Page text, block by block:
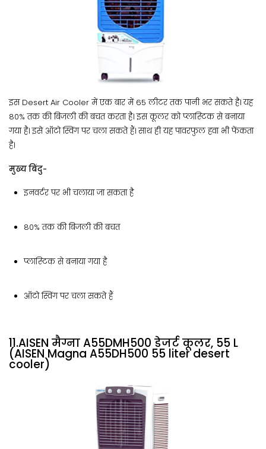
इस Desert Air Cooler में एक बार में 65 लीटर तक पानी भर सकते है। यह
80% तक की बिजली की बचत करता है। इस कूलर को प्‍लास्‍टिक से बनाया
गया है। इसे ऑटो स्विंग पर चला सकते हैं। साथ ही यह पावरफुल हवा भी फेंकता
है।
मुख्य बिंदु-
इनवर्टर पर भी चलाया जा सकता है
80% तक की बिजली की बचत
प्‍लास्‍टिक से बनाया गया है
ऑटो स्विंग पर चला सकते हैं
11.AISEN मैग्ना A55DMH500 डेजर्ट कूलर, 55 L
(AISEN Magna A55DH500 55 liter desert
cooler)